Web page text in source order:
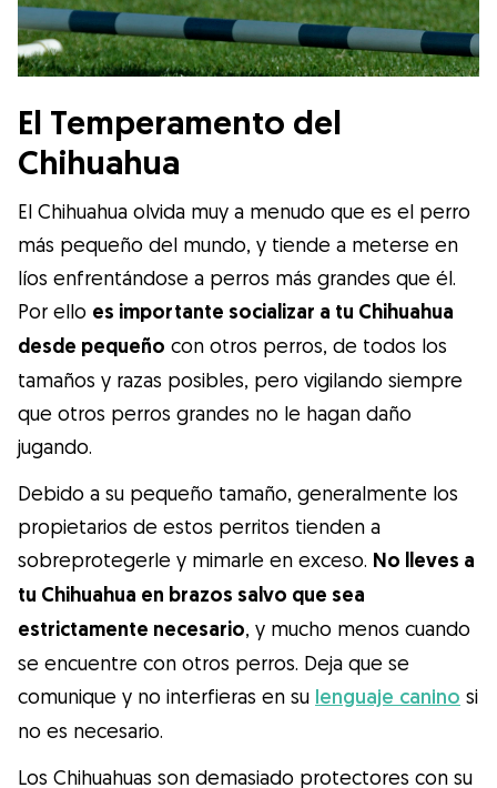
El Temperamento del
Chihuahua
El Chihuahua olvida muy a menudo que es el perro
más pequeño del mundo, y tiende a meterse en
líos enfrentándose a perros más grandes que él.
Por ello es importante socializar a tu Chihuahua
desde pequeño con otros perros, de todos los
tamaños y razas posibles, pero vigilando siempre
que otros perros grandes no le hagan daño
jugando.
Debido a su pequeño tamaño, generalmente los
propietarios de estos perritos tienden a
sobreprotegerle y mimarle en exceso. No lleves a
tu Chihuahua en brazos salvo que sea
estrictamente necesario, y mucho menos cuando
se encuentre con otros perros. Deja que se
comunique y no interfieras en su lenguaje canino si
no es necesario.
Los Chihuahuas son demasiado protectores con su